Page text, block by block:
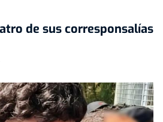
de sus corresponsalías